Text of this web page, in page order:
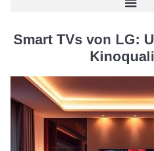
Smart TVs von LG: